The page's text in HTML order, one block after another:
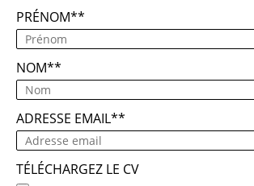
PRÉNOM*
NOM*
ADRESSE EMAIL*
TÉLÉCHARGEZ LE CV